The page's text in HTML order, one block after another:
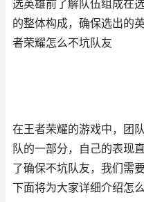
选英雄前了解队伍组成在
的整体构成，确保选出的
者荣耀怎么不坑队友
在王者荣耀的游戏中，团
队的一部分，自己的表现
了确保不坑队友，我们需
下面将为大家详细介绍怎